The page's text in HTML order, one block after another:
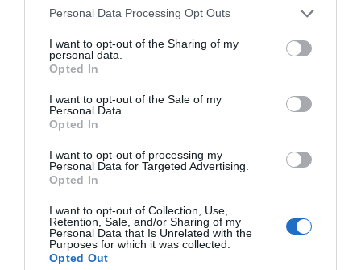
Personal Data Processing Opt Outs
I want to opt-out of the Sharing of my
personal data.
Opted In
I want to opt-out of the Sale of my
Personal Data.
Opted In
I want to opt-out of processing my
Personal Data for Targeted Advertising.
Opted In
I want to opt-out of Collection, Use,
Retention, Sale, and/or Sharing of my
Personal Data that Is Unrelated with the
Purposes for which it was collected.
Opted Out
idealne miejsce na swój pobyt.
Sprawdź noclegi
Sucre oferuje wiele opcji noclegowych, które
pasują do różnych budżetów i preferencji. Oto kilka
rekomendacji, które możesz rozważyć podczas
planowania swojego pobytu.
Ten elegancki hotel z pięknym widokiem oferuje
komfortowe pokoje oraz basen. Możesz cieszyć się
śniadaniem w formie bufetu oraz darmowym Wi-Fi.